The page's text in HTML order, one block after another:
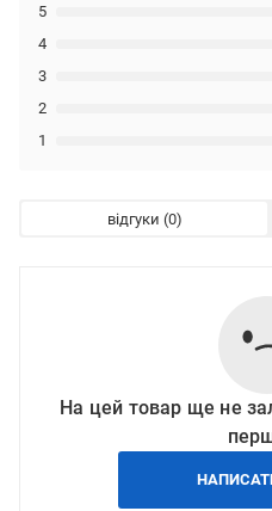
1
2
3
4
5
відгуки
На цей товар ще не